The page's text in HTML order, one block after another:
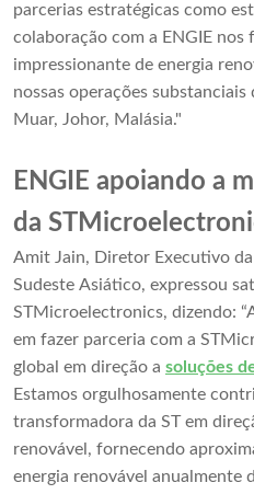
parcerias estratégicas como
colaboração com a ENGIE nos
impressionante de energia
nossas operações
Muar, Johor, Malásia."
ENGIE apoiando a
da
Amit Jain, Diretor Executivo da
Sudeste Asiático, expressou
STMicroelectronics, dizendo:
em fazer parceria com a
global em direção a soluções
Estamos orgulhosamente
transformadora da ST em
renovável, fornecendo
energia renovável anualmente